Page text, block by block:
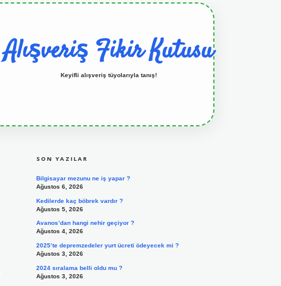
Alışveriş Fikir Kutusu
Keyifli alışveriş tüyolarıyla tanış!
SON YAZILAR
Bilgisayar mezunu ne iş yapar ?
Ağustos 6, 2026
Kedilerde kaç böbrek vardır ?
Ağustos 5, 2026
Avanos’dan hangi nehir geçiyor ?
Ağustos 4, 2026
2025’te depremzedeler yurt ücreti ödeyecek mi ?
Ağustos 3, 2026
2024 sıralama belli oldu mu ?
Ağustos 3, 2026